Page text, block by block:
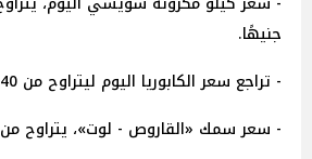
جنيهًا.
- تراجع سعر الكابوريا اليوم ليتراوح من 40 إلى 170 جنيهًا.
- سعر سمك «القاروص - لوت»، يتراوح من 100 إلى 260 جنيهًا.